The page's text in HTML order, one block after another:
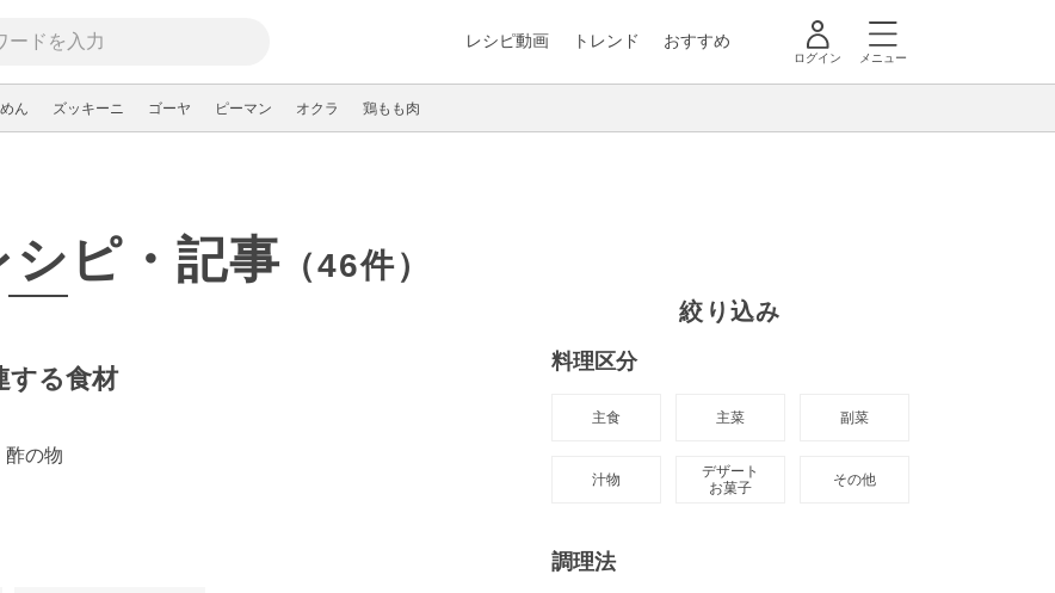
レシピ動画 トレンド おすすめ
ログイン メニュー
ん ズッキーニ ゴーヤ ピーマン オクラ 鶏もも肉
ピ・記事 （46件）
する食材
酢の物
絞り込み
料理区分
主食 主菜 副菜
汁物
デザート
お菓子
その他
調理法